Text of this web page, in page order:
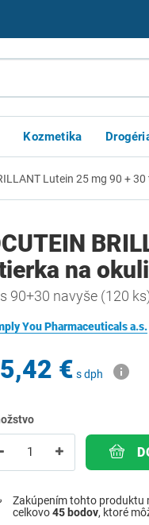
Kozmetika
Lutein 25 mg 90 +
na
90+30 navyše (120
You Pharmaceuticals a.s.
€ s dph
Zakúpením tohto produktu
celkovo45 bodov, ktoré